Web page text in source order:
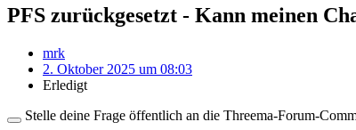
PFS zurückgesetzt - Kann meinen
mrk
2. Oktober 2025 um 08:03
Erledigt
Stelle deine Frage öffentlich an die Threema-Forum-